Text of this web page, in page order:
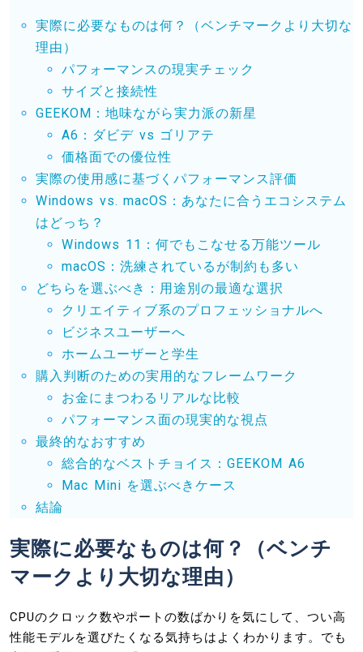
実際に必要なものは何？（ベンチマークより大切な
理由）
パフォーマンスの現実チェック
サイズと接続性
GEEKOM：地味ながら実力派の新星
A6：ダビデ vs ゴリアテ
価格面での優位性
実際の使用感に基づくパフォーマンス評価
Windows vs. macOS：あなたに合うエコシステム
はどっち？
Windows 11：何でもこなせる万能ツール
macOS：洗練されているが制約も多い
どちらを選ぶべき：用途別の最適な選択
クリエイティブ系のプロフェッショナルへ
ビジネスユーザーへ
ホームユーザーと学生
購入判断のための実用的なフレームワーク
お金にまつわるリアルな比較
パフォーマンス面の現実的な視点
最終的なおすすめ
総合的なベストチョイス：GEEKOM A6
Mac Mini を選ぶべきケース
結論
実際に必要なものは何？（ベンチ
マークより大切な理由）
CPUのクロック数やポートの数ばかりを気にして、つい高
性能モデルを選びたくなる気持ちはよくわかります。でも